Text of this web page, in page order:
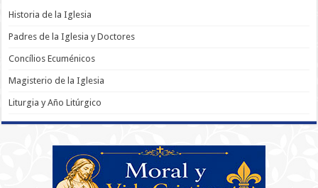
Historia de la Iglesia
Padres de la Iglesia y Doctores
Concílios Ecuménicos
Magisterio de la Iglesia
Liturgia y Año Litúrgico